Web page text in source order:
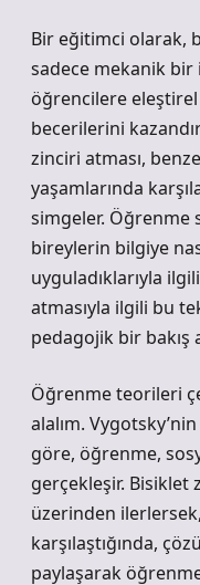
Bir eğitimci olarak,
sadece mekanik bir
öğrencilere
becerilerini
zinciri atması,
yaşamlarında
simgeler. Öğrenme
bireylerin bilgiye
uyguladıklarıyla
atmasıyla ilgili bu
pedagojik bir bakış
Öğrenme teorileri
alalım.
göre, öğrenme,
gerçekleşir. Bisiklet
üzerinden
karşılaştığında,
paylaşarak